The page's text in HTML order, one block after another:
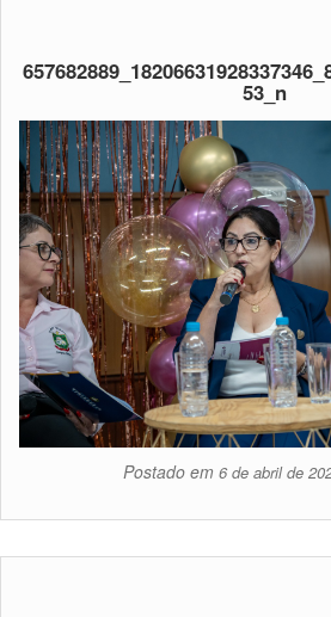
53_n
Postado em 6 de abril de